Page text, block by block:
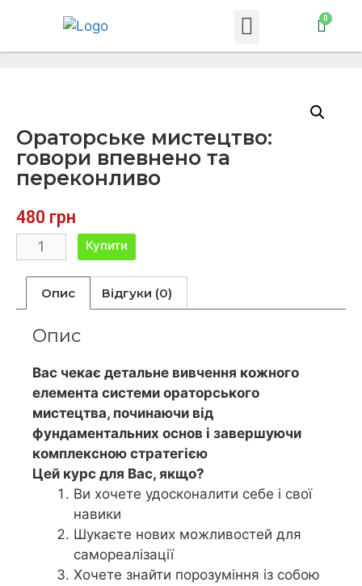
Ораторське мистецтво:
говори впевнено та
переконливо
480 грн
Купити
Опис Відгуки (0)
Опис
Вас чекає детальне вивчення кожного
елемента системи ораторського
мистецтва, починаючи від
фундаментальних основ і завершуючи
комплексною стратегією
Цей курс для Вас, якщо?
Ви хочете удосконалити себе і свої
навики
Шукаєте нових можливостей для
самореалізації
Хочете знайти порозуміння із собою